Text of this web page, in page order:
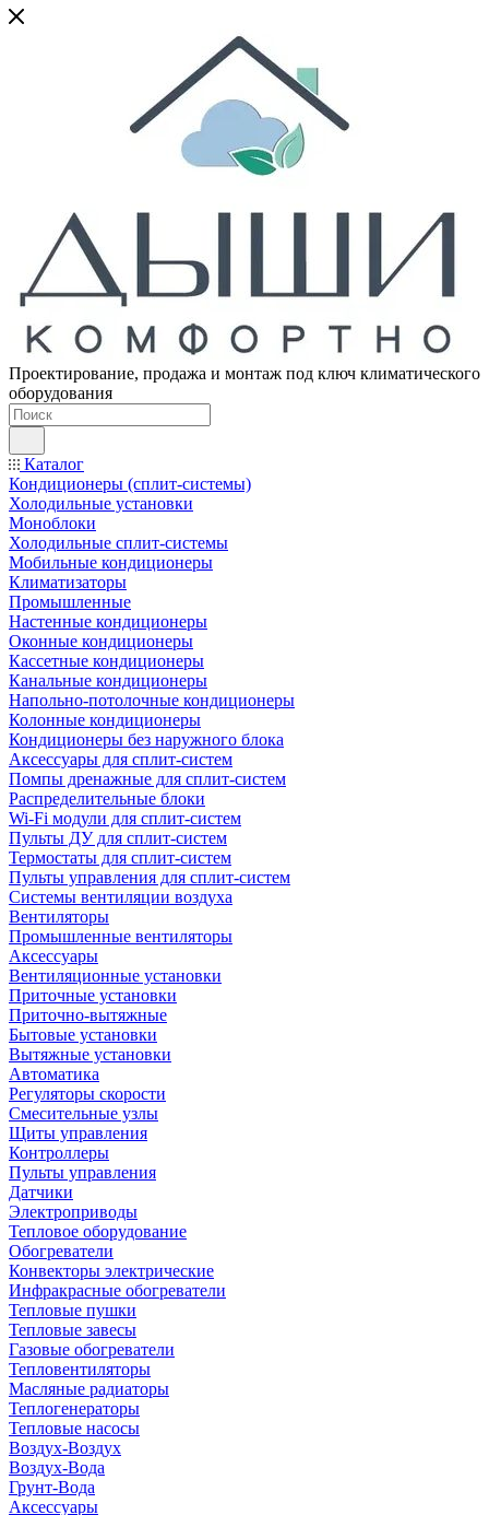
Проектирование, продажа и монтаж под ключ климатического
оборудования
Каталог
Кондиционеры (сплит-системы)
Холодильные установки
Моноблоки
Холодильные сплит-системы
Мобильные кондиционеры
Климатизаторы
Промышленные
Настенные кондиционеры
Оконные кондиционеры
Кассетные кондиционеры
Канальные кондиционеры
Напольно-потолочные кондиционеры
Колонные кондиционеры
Кондиционеры без наружного блока
Аксессуары для сплит-систем
Помпы дренажные для сплит-систем
Распределительные блоки
Wi-Fi модули для сплит-систем
Пульты ДУ для сплит-систем
Термостаты для сплит-систем
Пульты управления для сплит-систем
Системы вентиляции воздуха
Вентиляторы
Промышленные вентиляторы
Аксессуары
Вентиляционные установки
Приточные установки
Приточно-вытяжные
Бытовые установки
Вытяжные установки
Автоматика
Регуляторы скорости
Смесительные узлы
Щиты управления
Контроллеры
Пульты управления
Датчики
Электроприводы
Тепловое оборудование
Обогреватели
Конвекторы электрические
Инфракрасные обогреватели
Тепловые пушки
Тепловые завесы
Газовые обогреватели
Тепловентиляторы
Масляные радиаторы
Теплогенераторы
Тепловые насосы
Воздух-Воздух
Воздух-Вода
Грунт-Вода
Аксессуары